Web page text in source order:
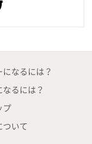
になるには？
るには？
プ
ついて